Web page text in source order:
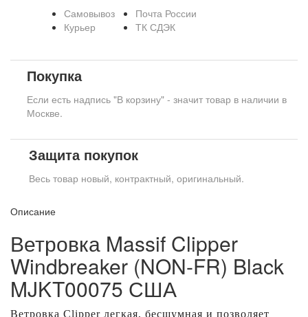
Самовывоз
Курьер
Почта России
ТК СДЭК
Покупка
Если есть надпись "В корзину" - значит товар в наличии в
Москве.
Защита покупок
Весь товар новый, контрактный, оригинальный.
Описание
Ветровка Massif Clipper
Windbreaker (NON-FR) Black
MJKT00075 США
Ветровка Clipper легкая, бесшумная и позволяет